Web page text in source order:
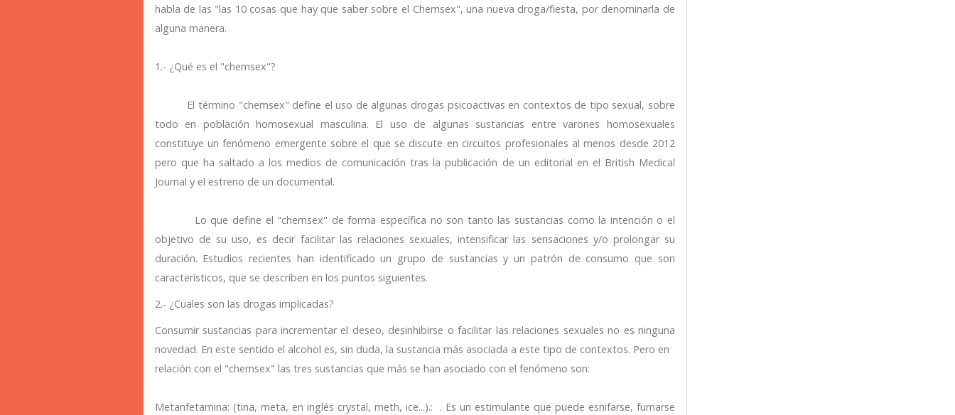
habla de las "las 10 cosas que hay que saber sobre el Chemsex", una nueva droga/fiesta, por denominarla de
alguna manera.
1.- ¿Qué es el "chemsex"?
El término "chemsex" define el uso de algunas drogas psicoactivas en contextos de tipo sexual, sobre
todo en población homosexual masculina. El uso de algunas sustancias entre varones homosexuales
constituye un fenómeno emergente sobre el que se discute en circuitos profesionales al menos desde 2012
pero que ha saltado a los medios de comunicación tras la publicación de un editorial en el British Medical
Journal y el estreno de un documental.
Lo que define el "chemsex" de forma específica no son tanto las sustancias como la intención o el
objetivo de su uso, es decir facilitar las relaciones sexuales, intensificar las sensaciones y/o prolongar su
duración. Estudios recientes han identificado un grupo de sustancias y un patrón de consumo que son
característicos, que se describen en los puntos siguientes.
2.- ¿Cuales son las drogas implicadas?
Consumir sustancias para incrementar el deseo, desinhibirse o facilitar las relaciones sexuales no es ninguna
novedad. En este sentido el alcohol es, sin duda, la sustancia más asociada a este tipo de contextos. Pero en
relación con el "chemsex" las tres sustancias que más se han asociado con el fenómeno son:
Metanfetamina: (tina, meta, en inglés crystal, meth, ice...).: . Es un estimulante que puede esnifarse, fumarse